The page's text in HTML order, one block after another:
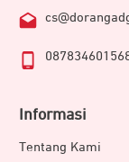
Informasi
Tentang Kami